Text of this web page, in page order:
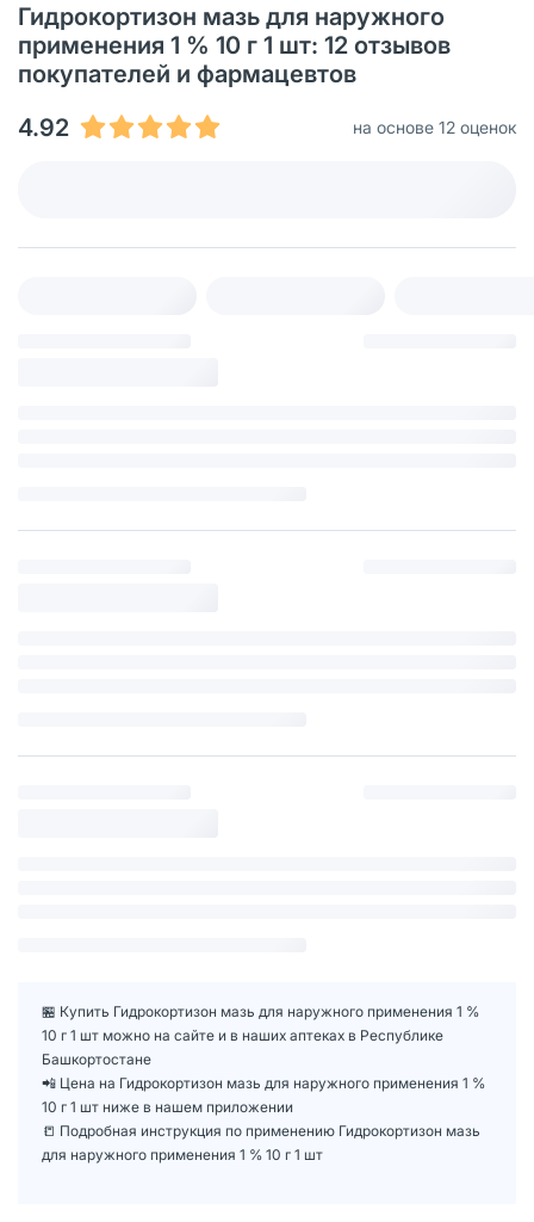
Гидрокортизон мазь для наружного
применения 1 % 10 г 1 шт: 12 отзывов
покупателей и фармацевтов
4.92
на основе 12 оценок
🏪 Купить Гидрокортизон мазь для наружного применения 1 %
10 г 1 шт можно на сайте и в наших аптеках в Республике
Башкортостане
📲 Цена на Гидрокортизон мазь для наружного применения 1 %
10 г 1 шт ниже в нашем приложении
📒 Подробная инструкция по применению Гидрокортизон мазь
для наружного применения 1 % 10 г 1 шт